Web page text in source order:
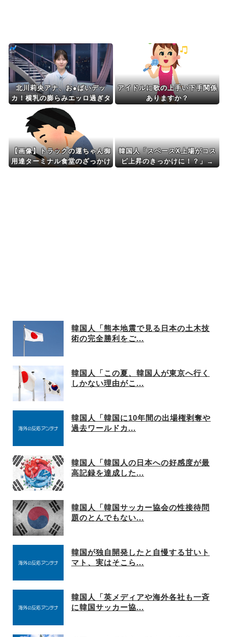
Powered by livedoor 相互RSS
北川莉央アナ、お●ぱいデッ
カ！横乳の膨らみエッロ過ぎタ
マランち
アイドルに歌の上手い下手関係
ありますか？
【画像】トラックの運ちゃん御
用達ターミナル食堂のざっかけ
韓国人「スペースX上場がコス
ピ上昇のきっかけに！？」→
韓国人「熊本地震で見る日本の土木技
術の完全勝利をご...
韓国人「この夏、韓国人が東京へ行く
しかない理由がこ...
韓国人「韓国に10年間の出場権剥奪や
過去ワールドカ...
韓国人「韓国人の日本への好感度が最
高記録を達成した...
韓国人「韓国サッカー協会の性接待問
題のとんでもない...
韓国が独自開発したと自慢する甘いト
マト、実はそこら...
韓国人「英メディアや海外各社も一斉
に韓国サッカー協...